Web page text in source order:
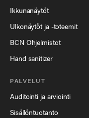
Ikkunanäytöt
Ulkonäytöt ja -toteemit
BCN Ohjelmistot
Hand sanitizer
PALVELUT
Auditointi ja arviointi
Sisällöntuotanto